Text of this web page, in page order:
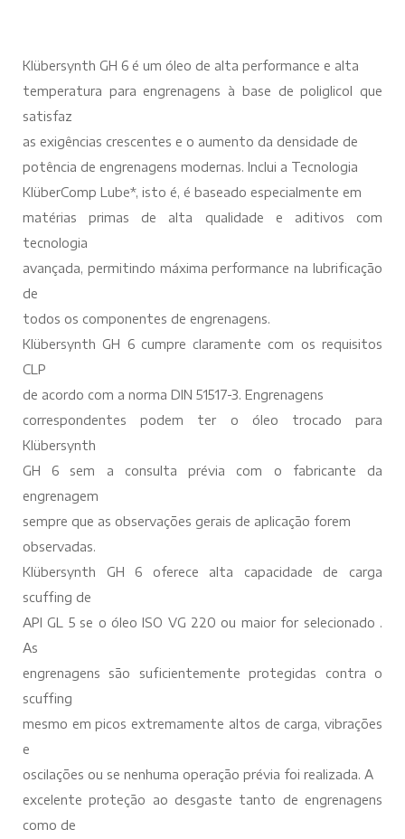
Klübersynth GH 6 é um óleo de alta performance e alta
temperatura para engrenagens à base de poliglicol que
satisfaz
as exigências crescentes e o aumento da densidade de
potência de engrenagens modernas. Inclui a Tecnologia
KlüberComp Lube*, isto é, é baseado especialmente em
matérias primas de alta qualidade e aditivos com
tecnologia
avançada, permitindo máxima performance na lubrificação
de
todos os componentes de engrenagens.
Klübersynth GH 6 cumpre claramente com os requisitos
CLP
de acordo com a norma DIN 51517-3. Engrenagens
correspondentes podem ter o óleo trocado para
Klübersynth
GH 6 sem a consulta prévia com o fabricante da
engrenagem
sempre que as observações gerais de aplicação forem
observadas.
Klübersynth GH 6 oferece alta capacidade de carga
scuffing de
API GL 5 se o óleo ISO VG 220 ou maior for selecionado .
As
engrenagens são suficientemente protegidas contra o
scuffing
mesmo em picos extremamente altos de carga, vibrações
e
oscilações ou se nenhuma operação prévia foi realizada. A
excelente proteção ao desgaste tanto de engrenagens
como de